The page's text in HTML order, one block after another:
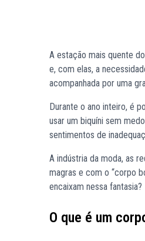
A estação mais quente
e, com elas, a
acompanhada por uma
Durante o ano inteiro, é
usar um biquíni sem
sentimentos de
A indústria da moda, as
magras e com o “corpo
encaixam nessa fantasia?
O que é um